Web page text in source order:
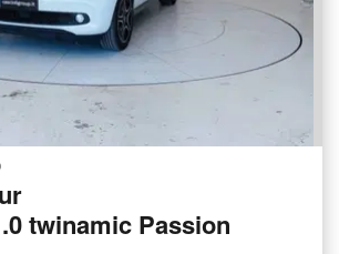
twinamic Passion